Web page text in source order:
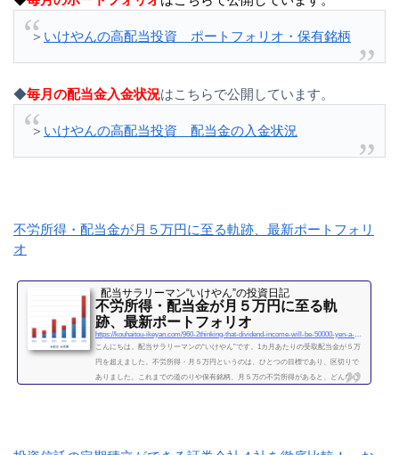
＞ いけやんの高配当投資 ポートフォリオ・保有銘柄
◆毎月の配当金入金状況はこちらで公開しています。
＞ いけやんの高配当投資 配当金の入金状況
不労所得・配当金が月５万円に至る軌跡、最新ポートフォリ
オ
配当サラリーマン“いけやん”の投資日記 ​
不労所得・配当金が月５万円に至る軌
跡、最新ポートフォリオ
https://kouhaitou-ikeyan.com/960-2thinking-that-dividend-income-will-be-50000-yen-a-month
こんにちは。配当サラリーマンの“いけやん”です。1カ月あたりの受取配当金が５万
円を超えました。不労所得・月５万円というのは、ひとつの目標であり、区切りで
ありました。これまでの道のりや保有銘柄、月５万の不労所得があると、どんな心